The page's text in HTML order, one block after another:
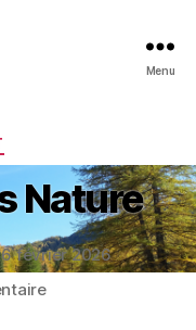
Menu
Nature
6 février 2026
sur